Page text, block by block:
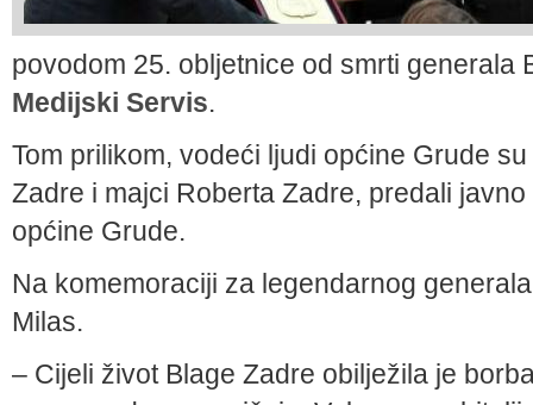
povodom 25. obljetnice od smrti generala
Medijski Servis.
Tom prilikom, vodeći ljudi općine Grude
Zadre i majci Roberta Zadre, predali
općine Grude.
Na komemoraciji za legendarnog
Milas.
– Cijeli život Blage Zadre obilježila je